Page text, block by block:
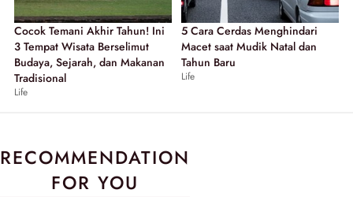
Cocok Temani Akhir Tahun! Ini
3 Tempat Wisata Berselimut
Budaya, Sejarah, dan Makanan
Tradisional
Life
5 Cara Cerdas Menghindari
Macet saat Mudik Natal dan
Tahun Baru
Life
RECOMMENDATION
FOR YOU